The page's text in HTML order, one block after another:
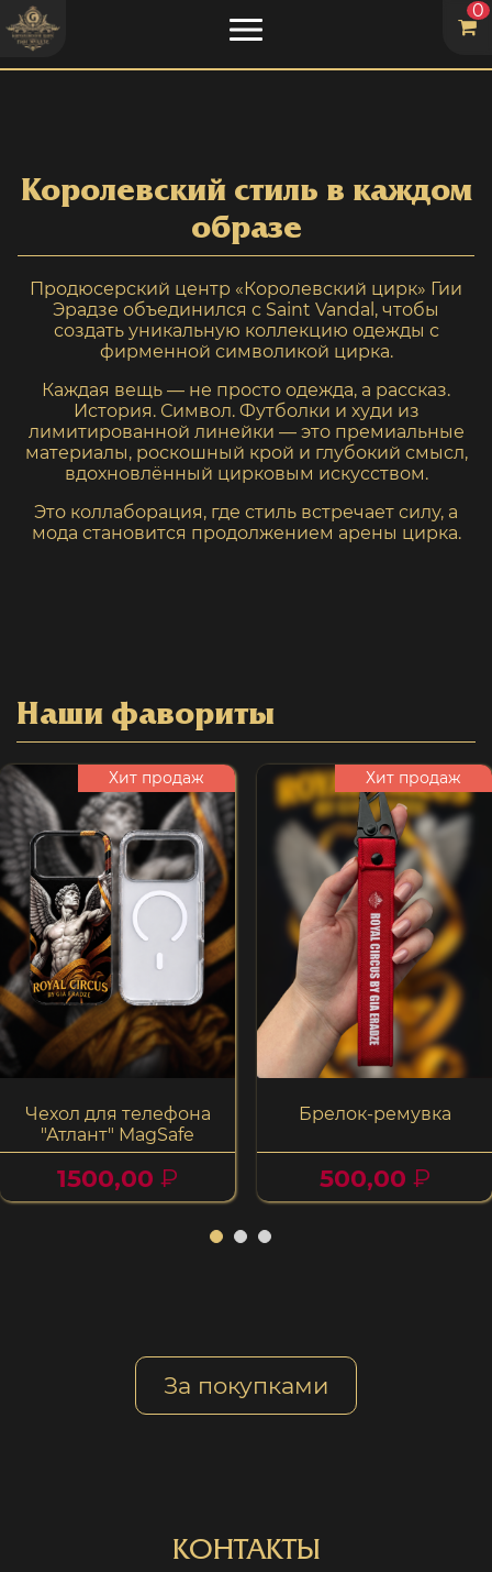
0
мерч
Королевский стиль в каждом
образе
Продюсерский центр «Королевский цирк» Гии
Эрадзе объединился с Saint Vandal, чтобы
создать уникальную коллекцию одежды с
фирменной символикой цирка.
Каждая вещь — не просто одежда, а рассказ.
История. Символ. Футболки и худи из
лимитированной линейки — это премиальные
материалы, роскошный крой и глубокий смысл,
вдохновлённый цирковым искусством.
Это коллаборация, где стиль встречает силу, а
мода становится продолжением арены цирка.
Наши фавориты
Хит продаж
Чехол для телефона
"Атлант" MagSafe
1500,00 ₽
Хит продаж
Брелок-ремувка
500,00 ₽
За покупками
КОНТАКТЫ